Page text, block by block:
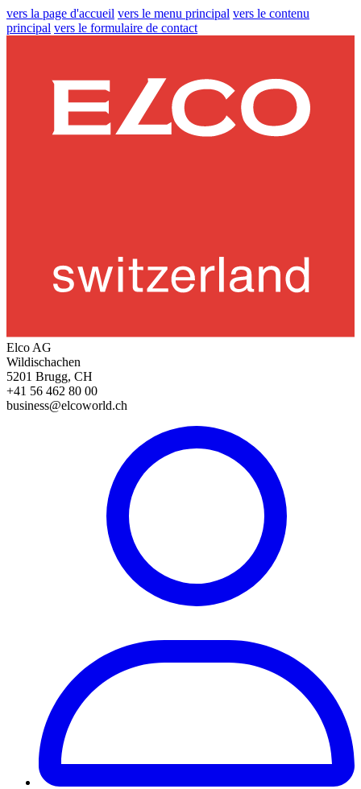
vers la page d'accueil vers le menu principal vers le contenu
principal vers le formulaire de contact
Elco AG
Wildischachen
5201 Brugg, CH
+41 56 462 80 00
business@elcoworld.ch